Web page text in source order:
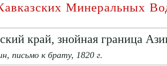
Минеральных
край, знойная граница
письмо к брату, 1820 г.